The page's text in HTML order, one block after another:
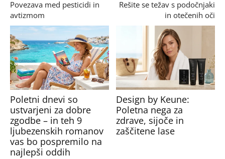
Povezava med pesticidi in
avtizmom
Rešite se težav s podočnjaki
in otečenih oči
Poletni dnevi so
ustvarjeni za dobre
zgodbe – in teh 9
ljubezenskih romanov
vas bo pospremilo na
najlepši oddih
Design by Keune:
Poletna nega za
zdrave, sijoče in
zaščitene lase